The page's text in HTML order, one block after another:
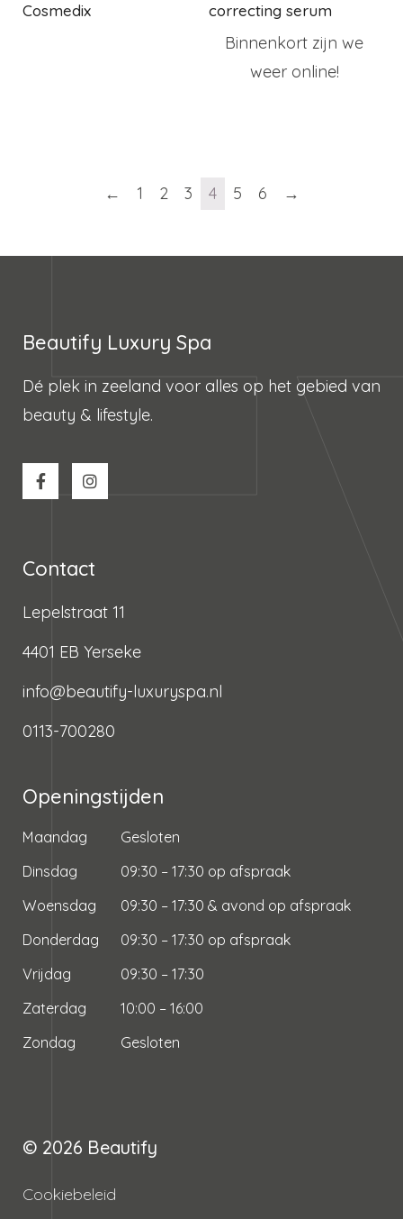
Cosmedix
correcting serum
Binnenkort zijn we
weer online!
← 1 2 3 4 5 6 →
Beautify Luxury Spa
Dé plek in zeeland voor alles op het gebied van
beauty & lifestyle.
Contact
Lepelstraat 11
4401 EB Yerseke
info@beautify-luxuryspa.nl
0113-700280
Openingstijden
Maandag
Gesloten
Dinsdag
09:30 – 17:30 op afspraak
Woensdag
09:30 – 17:30 & avond op afspraak
Donderdag
09:30 – 17:30 op afspraak
Vrijdag
09:30 – 17:30
Zaterdag
10:00 – 16:00
Zondag
Gesloten
© 2026 Beautify
Cookiebeleid